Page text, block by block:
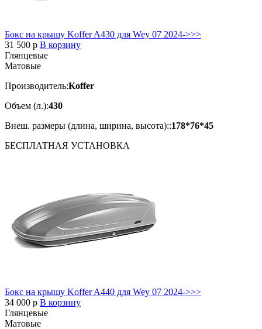
Бокс на крышу Koffer A430 для Wey 07 2024->>>
31 500 p В корзину
Глянцевые
Матовые
Производитель:Koffer
Объем (л.):430
Внеш. размеры (длина, ширина, высота)::178*76*45
БЕСПЛАТНАЯ УСТАНОВКА
Бокс на крышу Koffer A440 для Wey 07 2024->>>
34 000 p В корзину
Глянцевые
Матовые